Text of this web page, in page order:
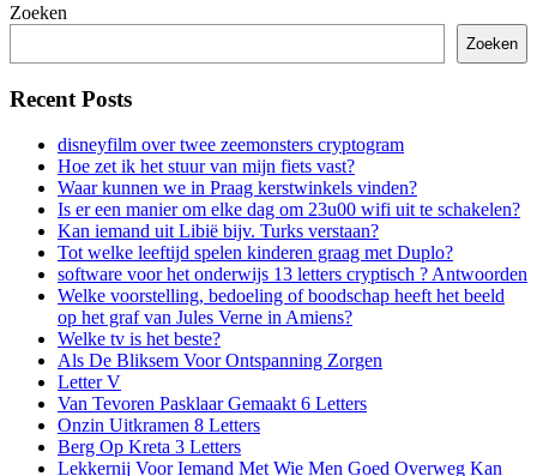
Zoeken
Zoeken
Recent Posts
disneyfilm over twee zeemonsters cryptogram
Hoe zet ik het stuur van mijn fiets vast?
Waar kunnen we in Praag kerstwinkels vinden?
Is er een manier om elke dag om 23u00 wifi uit te schakelen?
Kan iemand uit Libië bijv. Turks verstaan?
Tot welke leeftijd spelen kinderen graag met Duplo?
software voor het onderwijs 13 letters cryptisch ? Antwoorden
Welke voorstelling, bedoeling of boodschap heeft het beeld
op het graf van Jules Verne in Amiens?
Welke tv is het beste?
Als De Bliksem Voor Ontspanning Zorgen
Letter V
Van Tevoren Pasklaar Gemaakt 6 Letters
Onzin Uitkramen 8 Letters
Berg Op Kreta 3 Letters
Lekkernij Voor Iemand Met Wie Men Goed Overweg Kan